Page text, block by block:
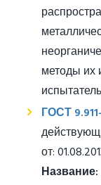
методы их
ГОСТ
от:
Название: